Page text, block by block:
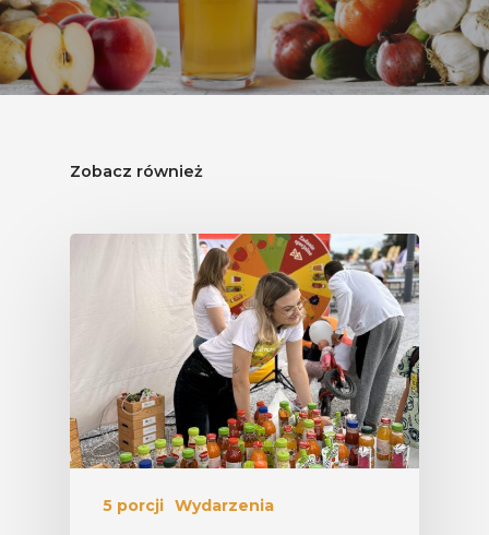
Zobacz również
5 porcji Wydarzenia